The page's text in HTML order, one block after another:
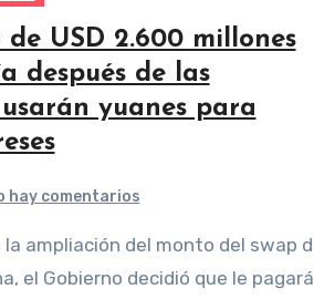
USD 2.600 millones
después de las
yuanes para
hay comentarios
el Gobierno decidió que le pagará